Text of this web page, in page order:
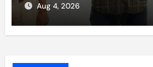
Aug 4, 2026